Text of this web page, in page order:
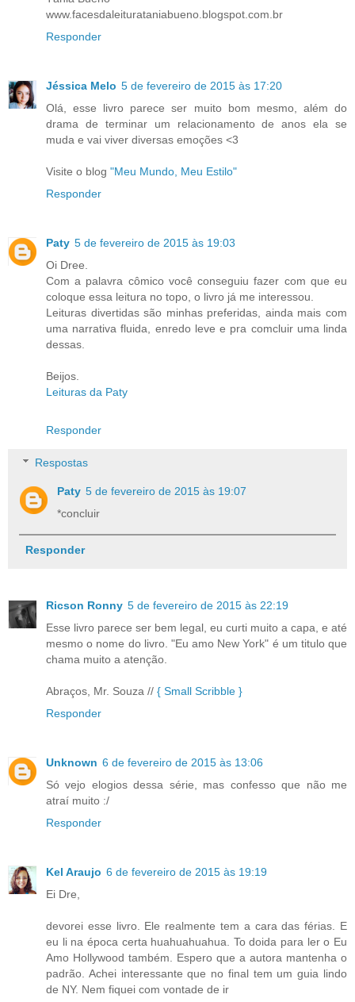
www.facesdaleiturataniabueno.blogspot.com.br
Responder
Jéssica Melo 5 de fevereiro de 2015 às 17:20
Olá, esse livro parece ser muito bom mesmo, além do
drama de terminar um relacionamento de anos ela se
muda e vai viver diversas emoções <3
Visite o blog "Meu Mundo, Meu Estilo"
Responder
Paty 5 de fevereiro de 2015 às 19:03
Oi Dree.
Com a palavra cômico você conseguiu fazer com que eu
coloque essa leitura no topo, o livro já me interessou.
Leituras divertidas são minhas preferidas, ainda mais com
uma narrativa fluida, enredo leve e pra comcluir uma linda
dessas.
Beijos.
Leituras da Paty
Responder
Respostas
Paty 5 de fevereiro de 2015 às 19:07
*concluir
Responder
Ricson Ronny 5 de fevereiro de 2015 às 22:19
Esse livro parece ser bem legal, eu curti muito a capa, e até
mesmo o nome do livro. "Eu amo New York" é um titulo que
chama muito a atenção.
Abraços, Mr. Souza // { Small Scribble }
Responder
Unknown 6 de fevereiro de 2015 às 13:06
Só vejo elogios dessa série, mas confesso que não me
atraí muito :/
Responder
Kel Araujo 6 de fevereiro de 2015 às 19:19
Ei Dre,
devorei esse livro. Ele realmente tem a cara das férias. E
eu li na época certa huahuahuahua. To doida para ler o Eu
Amo Hollywood também. Espero que a autora mantenha o
padrão. Achei interessante que no final tem um guia lindo
de NY. Nem fiquei com vontade de ir